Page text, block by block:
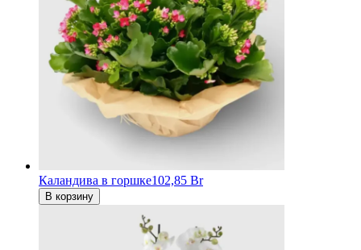
Каландива в горшке102,85 Br
В корзину